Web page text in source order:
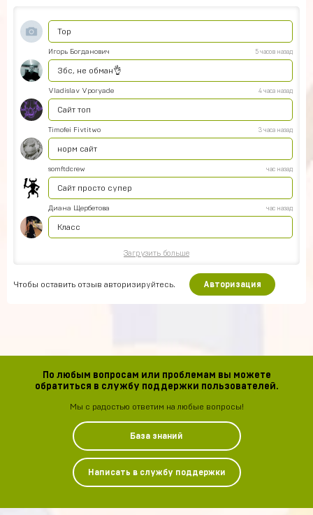
Top
Игорь Богданович 5 часов назад
Збс, не обман👌
Vladislav Vporyade 4 часа назад
Сайт топ
Timofei Fivtitwo 3 часа назад
норм сайт
somftdcrew час назад
Сайт просто супер
Диана Щербетова час назад
Класс
Загрузить больше
Чтобы оставить отзыв авторизируйтесь. Авторизация
По любым вопросам или проблемам вы можете
обратиться в службу поддержки пользователей.
Мы с радостью ответим на любые вопросы!
База знаний
Написать в службу поддержки